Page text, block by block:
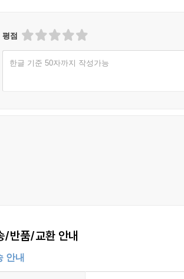
평점
한글 기준 50자까지 작성가능
/반품/교환 안내
안내